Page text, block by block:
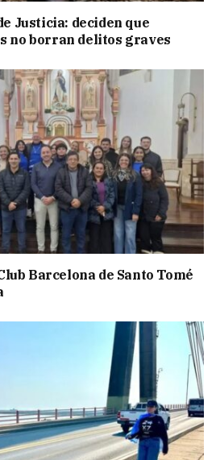
Justicia: deciden que
no borran delitos graves
Barcelona de Santo Tomé